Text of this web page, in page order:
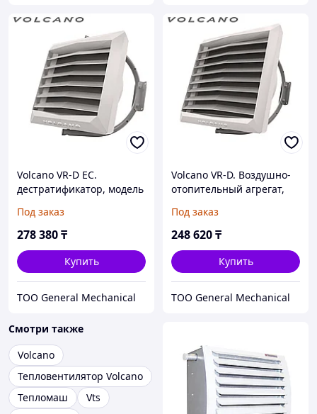
Volcano VR-D EC.
дестратификатор, модель
Под заказ
278 380₸
Купить
ТОО General Mechanical
Volcano VR-D. Воздушно-
отопительный агрегат,
комплекте, модель
Volcano VR-D
Под заказ
248 620₸
Купить
ТОО General Mechanical
Смотри также
Volcano
Тепловентилятор Volcano
Тепломаш
Vts